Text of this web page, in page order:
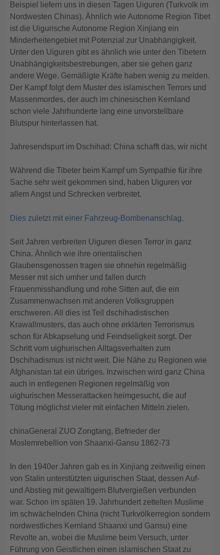
Beispiel liefern uns in diesen Tagen Uiguren (Turkvolk im
Nordwesten Chinas). Ähnlich wie Autonome Region Tibet
ist die Uigurische Autonome Region Xinjiang ein
Minderheitengebiet mit Potenzial zur Unabhängigkeit.
Unter den Uiguren gibt es ähnlich wie unter den Tibetern
Unabhängigkeitsbestrebungen, aber sie gehen ganz
andere Wege. Gemäßigte Kräfte haben wenig zu melden.
Der Kampf folgt dem Muster des islamischen Terrors und
Massenmordes, der auch im chinesischen Kernland
schon viele Jahrhunderte lang eine unvorstellbare
Blutspur hinterlassen hat.
Jahresendspurt im Dschihad: China schafft das, wir nicht
Während die Tibeter beim Kampf um Sympathie für ihre
Sache sehr weit gekommen sind, haben Uiguren vor
allem Angst und Schrecken verbreitet.
Dies zuletzt mit einer Fahrzeug-Bombenanschlag.
Seit Jahren verbreiten Uiguren diesen Terror in ganz
China. Ähnlich wie ihre orientalischen
Glaubensgenossen tragen sie ohnehin regelmäßig
Messer mit sich umher und fallen durch
Frauenmisshandlung und rohe Sitten auf, die ein
Zusammenwachsen mit anderen Volksgruppen
erschweren. All dies ist Teil dschihadistischen
Krawallmusters, das auch ohne erklärten Terrorismus
schon für Abkapselung und Feindseligkeit sorgt. Der
Schritt vom uighurischen Alltagsverhalten zum
Dschihadismus ist nicht weit. Die Nähe zu Regionen wie
Afghanistan tat ein übriges. Inzwischen wird ganz China
auch in entlegenen Regionen regelmäßig von
uighurischen Messerattacken heimgesucht, die auf
Tötung möglichst vieler mit einfachen Mitteln zielen.
chinaGeneral ZUO Zongtang, Befrieder der
Moslemrebellion von Shaanxi-Gansu 1862-73
In den 1940er Jahren gab es in Xinjiang zeitweilig einen
von Stalin unterstützten uigurischen Staat, dessen Auf-
und Abstieg mit gewaltigem Blutvergießen verbunden
war. Schon im späten 19. Jahrhundert zettelten Muslime
im schwächelnden China (nicht Turkvölkerregion sondern
nordwestliches Kernland Shaanxi und Gansu) eine
Revolte an, wobei die Muslime beim Versuch, unter
Führung von Geistlichen einen islamischen Staat zu